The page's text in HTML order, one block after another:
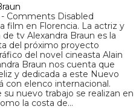
- Comments Disabled
film en Florencia. La actriz y
tv Alexandra Braun es la
del próximo proyecto
del novel cineasta Alain
Braun nos cuenta que
y dedicada a este Nuevo
con elenco internacional.
nuevo trabajo se realizan en
la costa de…